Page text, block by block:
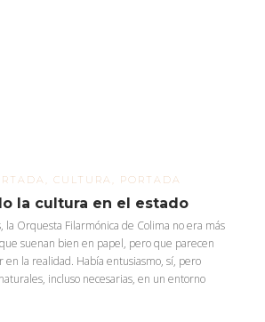
CULTURA PORTADA
la cultura en el estado
la Orquesta Filarmónica de Colima no era más
suenan bien en papel, pero que parecen
la realidad. Había entusiasmo, sí, pero
incluso necesarias, en un entorno